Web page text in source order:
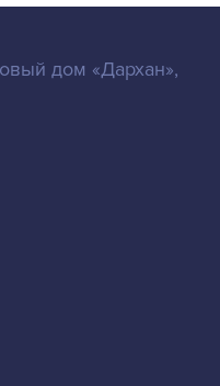
дом «Дархан»,